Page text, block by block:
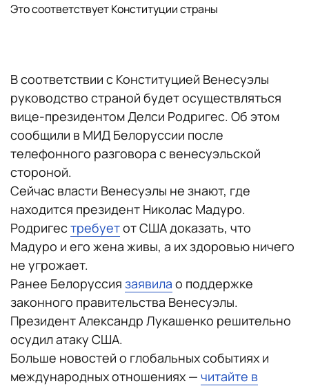
Это соответствует Конституции страны
В соответствии с Конституцией Венесуэлы
руководство страной будет осуществляться
вице-президентом Делси Родригес. Об этом
сообщили в МИД Белоруссии после
телефонного разговора с венесуэльской
стороной.
Сейчас власти Венесуэлы не знают, где
находится президент Николас Мадуро.
Родригестребуетот США доказать, что
Мадуро и его жена живы, а их здоровью ничего
не угрожает.
Ранее Белоруссия заявила о поддержке
законного правительства Венесуэлы.
Президент Александр Лукашенко решительно
осудил атаку США.
Больше новостей о глобальных событиях и
международных отношениях — читайте в